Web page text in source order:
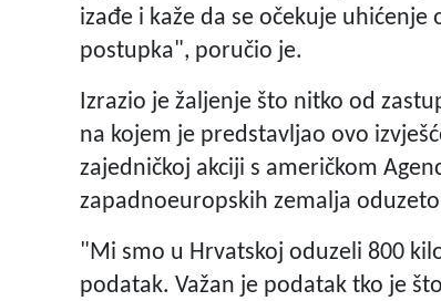
izađe i kaže da se očekuje
postupka", poručio je.
Izrazio je žaljenje što nitko od
na kojem je predstavljao ovo
zajedničkoj akciji s američkom
zapadnoeuropskih zemalja
"Mi smo u Hrvatskoj oduzeli 800
podatak. Važan je podatak tko je